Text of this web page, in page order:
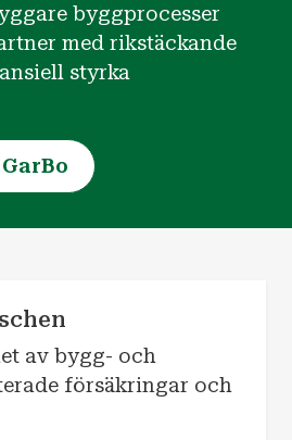
byggprocesser
med rikstäckande
styrka
av bygg- och
försäkringar och